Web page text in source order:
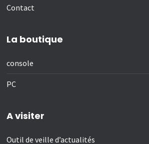
Contact
La boutique
console
PC
A visiter
Outil de veille d’actualités